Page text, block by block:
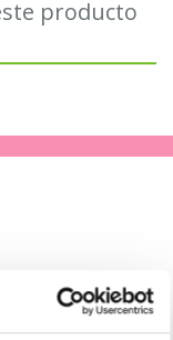
producto